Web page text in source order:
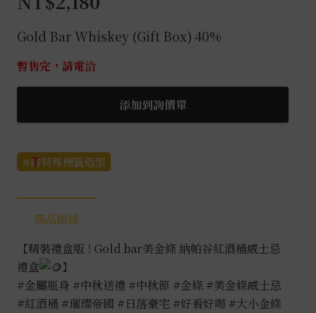
Gold Bar Whiskey (Gift Box) 40%
暫售完，請電洽
添加到詢價單
特殊標籤造型
商品描述
【精裝禮盒版 ! Gold bar美金條 納帕谷紅酒桶威士忌
禮盒
】
#金屬瓶身 #中秋送禮 #中秋節 #金條 #美金條威士忌
#紅酒桶 #璀璨帝國 #日落豪宅 #好看好喝 #大小金條